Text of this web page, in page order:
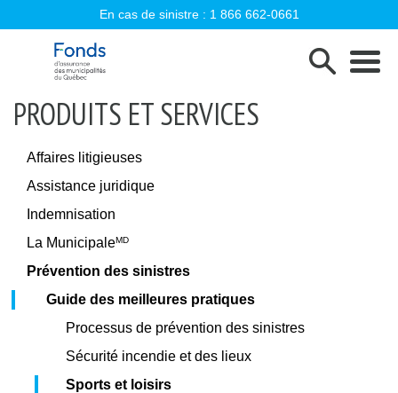
En cas de sinistre : 1 866 662-0661
Fonds d'assurance des municipalités
PRODUITS ET SERVICES
Affaires litigieuses
Assistance juridique
Indemnisation
La MunicipaleMD
Prévention des sinistres
Guide des meilleures pratiques
Processus de prévention des sinistres
Sécurité incendie et des lieux
Sports et loisirs